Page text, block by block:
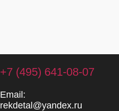
+7 (495) 641-08-07
Email:
rekdetal@yandex.ru